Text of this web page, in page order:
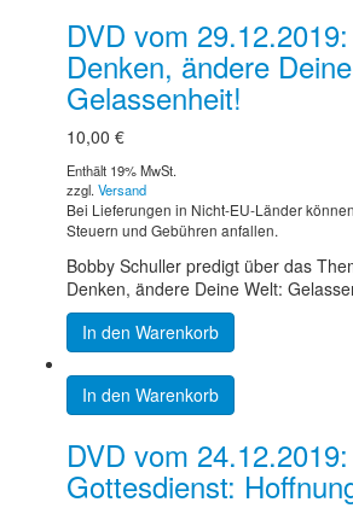
DVD vom
Denken, ändere
Gelassenheit!
10,00 €
Enthält 19% MwSt.
zzgl. Versand
Bei Lieferungen in Nicht-EU-Länder
Steuern und Gebühren anfallen.
Bobby Schuller predigt über das
Denken, ändere Deine Welt:
In den Warenkorb
In den Warenkorb
DVD vom
Gottesdienst: